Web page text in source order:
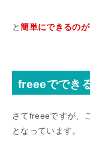
と簡単にできるの
freeeででき
さてfreeeですが、
となっています。